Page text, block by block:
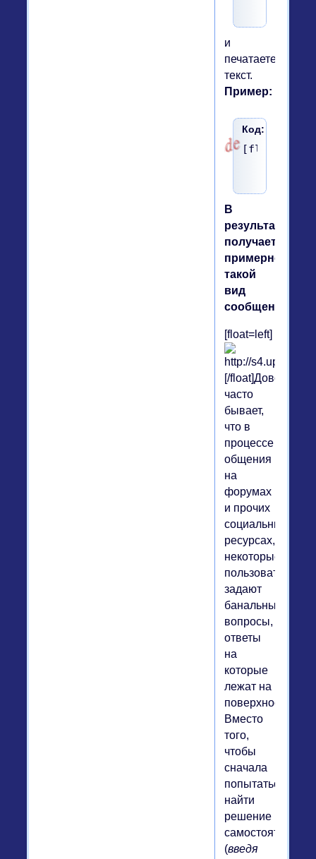
и
печатаете
текст.
Пример:
Код:
В
результате
получаете
примерно
такой
вид
сообщения.
[float=left]
[/float]Довольно
часто
бывает,
что в
процессе
общения
на
форумах
и прочих
социальных
ресурсах,
некоторые
пользователи
задают
банальные
вопросы,
ответы
на
которые
лежат на
поверхности.
Вместо
того,
чтобы
сначала
попытаться
найти
решение
самостоятельно
(введя